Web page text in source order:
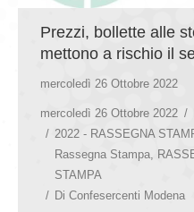
Prezzi, bollette alle
mettono a rischio il
mercoledì 26 Ottobre 2022
mercoledì 26 Ottobre 2022
2022 - RASSEGNA
Rassegna Stampa,
STAMPA
Di Confesercenti Modena